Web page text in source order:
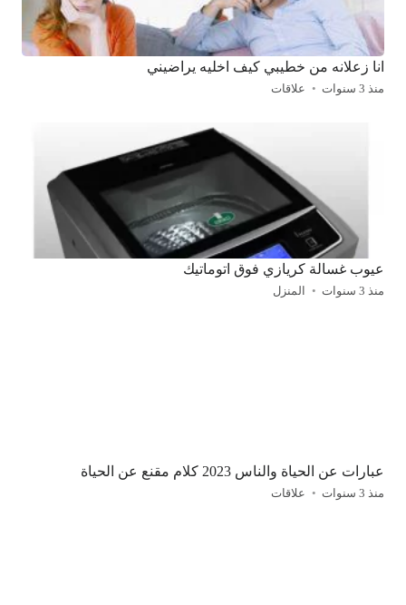
انا زعلانه من خطيبي كيف اخليه يراضيني
منذ 3 سنوات علاقات
عيوب غسالة كريازي فوق اتوماتيك
منذ 3 سنوات المنزل
عبارات عن الحياة والناس 2023 كلام مقنع عن الحياة
منذ 3 سنوات علاقات